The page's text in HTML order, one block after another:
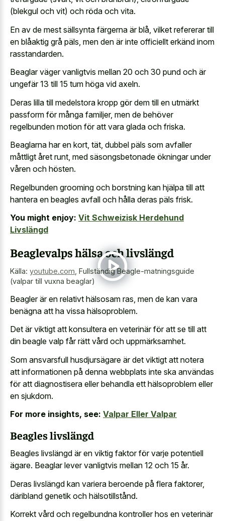
(blekgul och vit) och röda och vita.
En av de mest sällsynta färgerna är blå, vilket refererar till
en blåaktig grå päls, men den är inte officiellt erkänd inom
rasstandarden.
Beaglar väger vanligtvis mellan 20 och 30 pund och är
ungefär 13 till 15 tum höga vid axeln.
Deras lilla till medelstora kropp gör dem till en utmärkt
passform för många familjer, men de behöver
regelbunden motion för att vara glada och friska.
Beaglarna har en kort, tät, dubbel päls som avfaller
måttligt året runt, med säsongsbetonade ökningar under
våren och hösten.
Regelbunden grooming och borstning kan hjälpa till att
hantera en beagles avfall och hålla deras päls frisk.
You might enjoy: Vit Schweizisk Herdehund
Livslängd
Beaglevalps hälsa och livslängd
Källa: youtube.com Fullständig Beagle-matningsguide
(valpar till vuxna beaglar)
Beagler är en relativt hälsosam ras, men de kan vara
benägna att ha vissa hälsoproblem.
Det är viktigt att konsultera en veterinär för att se till att
din beagle valp får rätt vård och uppmärksamhet.
Som ansvarsfull husdjursägare är det viktigt att notera
att informationen på denna webbplats inte ska användas
för att diagnostisera eller behandla ett hälsoproblem eller
en sjukdom.
For more insights, see: Valpar Eller Valpar
Beagles livslängd
Beagles livslängd är en viktig faktor för varje potentiell
ägare. Beaglar lever vanligtvis mellan 12 och 15 år.
Deras livslängd kan variera beroende på flera faktorer,
däribland genetik och hälsotillstånd.
Korrekt vård och regelbundna kontroller hos en veterinär